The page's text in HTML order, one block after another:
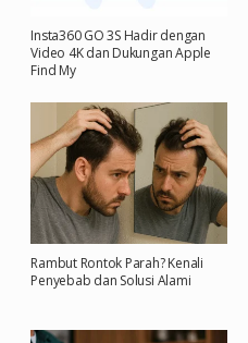
Insta360 GO 3S Hadir dengan
Video 4K dan Dukungan Apple
Find My
Rambut Rontok Parah? Kenali
Penyebab dan Solusi Alami